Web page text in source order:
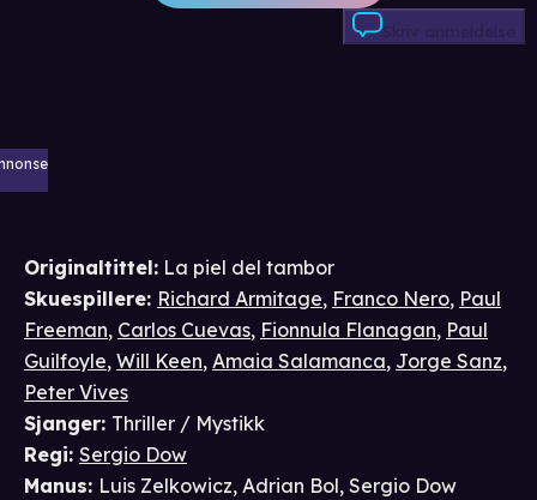
Skriv anmeldelse
Originaltittel: La piel del tambor
Skuespillere: Richard Armitage, Franco Nero, Paul
Freeman, Carlos Cuevas, Fionnula Flanagan, Paul
Guilfoyle, Will Keen, Amaia Salamanca, Jorge Sanz,
Peter Vives
Sjanger: Thriller / Mystikk
Regi: Sergio Dow
Manus: Luis Zelkowicz, Adrian Bol, Sergio Dow